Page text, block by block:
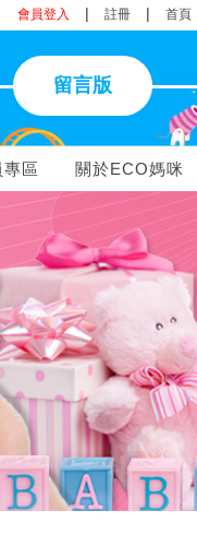
會員登入 | 註冊 | 首頁
留言版
區 關於ECO媽咪